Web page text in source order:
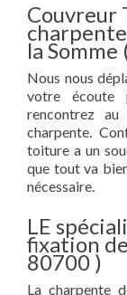
Couvreur
la Somme
Nous nous
votre écoute
rencontrez
charpente.
toiture a un
que tout va
nécessaire.
LE
fixation
80700 )
La charpente